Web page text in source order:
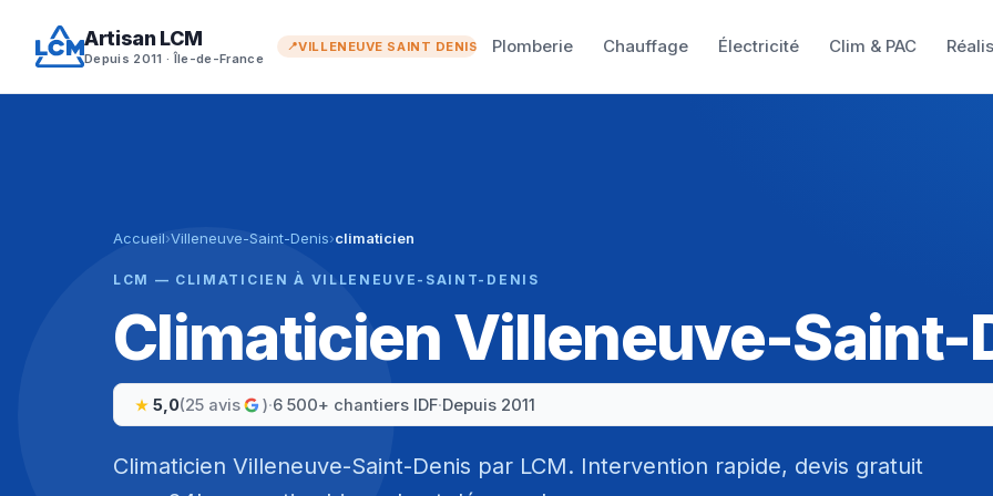
contenu
Artisan LCM
Depuis 2011 · Île-de-France
VILLENEUVE SAINT DENIS Plomberie Chauffage Électricité Clim & PAC
Accueil›Villeneuve-Saint-Denis›climaticien
LCM — CLIMATICIEN À VILLENEUVE-SAINT-DENIS
Climaticien Villeneuve-Saint-
5,0(25 avis )·6 500+ chantiers IDF·Depuis 2011
Climaticien Villeneuve-Saint-Denis par LCM. Intervention rapide, devis gratuit